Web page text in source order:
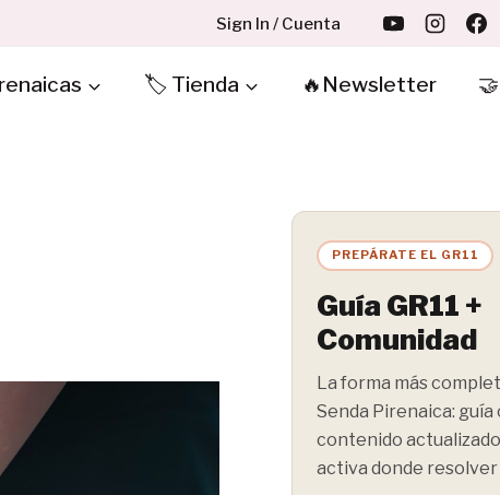
Sign In / Cuenta
🏷️ Tienda 🔥Newsletter
PREPÁRATE EL GR11
Guía GR11 +
Comunidad
La forma más
Senda Pirenaica: guía
contenido
activa donde resolver